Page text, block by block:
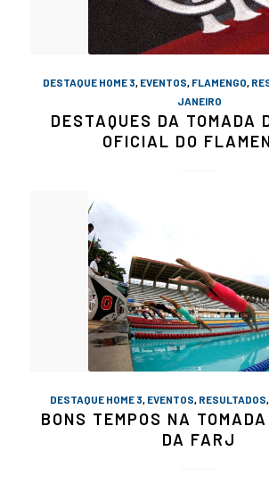
DESTAQUE HOME 3 EVENTOS FLAMENGO
JANEIRO
DESTAQUES DA TOMADA
OFICIAL DO
DESTAQUE HOME 3 EVENTOS RESULTADOS
BONS TEMPOS NA
DA FARJ